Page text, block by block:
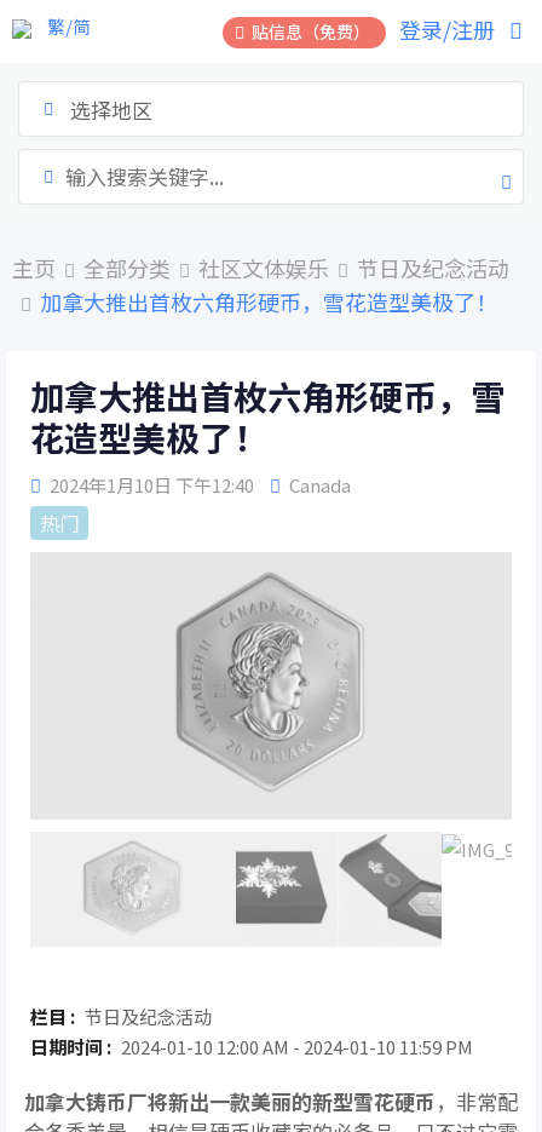
跳
到
贴信息（免费） 登录/注册
繁/简
选择地区
主页 全部分类 社区文体娱乐
节日及纪念活动
加拿大推出首枚六角形硬币，雪花造型美极了！
加拿大推出首枚六角形硬币，雪
花造型美极了！
2024年1月10日 下午12:40 Canada
热门
栏目 : 节日及纪念活动
日期时间 : 2024-01-10 12:00 AM - 2024-01-10 11:59 PM
加拿大铸币厂将新出一款美丽的新型雪花硬币 ，非常配